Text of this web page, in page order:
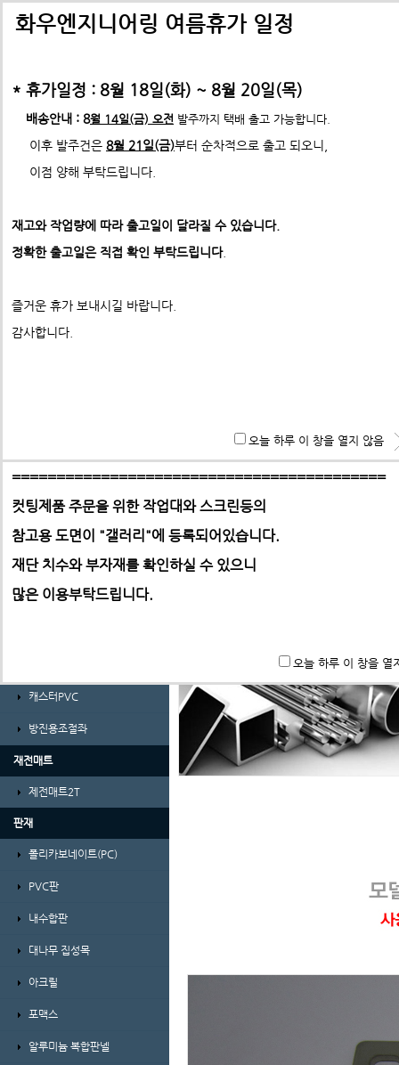
배송비관련 공지사항
*택배사 요청에 따라 선불,착불 동시에 진행이 불가하게 되었습
-수정전 : 주문시 배송비(6,000원) 선불 결제
제품의 수량,무게,길이에 따라 추가요금은 착불진
- 수정후 : 주문시 배송비(0원)
* 주문결제 단계에서 다시한번 문구 확인하시고
-> 택배요금은 택배사에서 픽업 후 결정합니다.
택배배송관련 공지사항(*필독)
*프로파일 절단길이 2700mm이상 택배발송 불가
* 프로파일 절단길이 2700mm 이상은각 지역 도착영업소에
따라배송이 불가할수도 있습니다. 주문시 참고 부탁드립니다.
ex) 자가수령 및 화물택배,화물차(운임고객부담) 배송가능
==========================================
컷팅제품 주문을 위한 작업대와 스크린등의
참고용 도면이 "갤러리"에 등록되어있습니다.
재단 치수와 부자재를 확인하실 수 있으니
많은 이용부탁드립니다.
오늘 하루 이 창을 열
화우엔지니어링 여름휴가 일정
* 휴가일정 : 8월 18일(화) ~ 8월 20일(목)
배송안내 : 8월 14일(금) 오전 발주까지 택배 출고 가능합니다.
이후 발주건은 8월 21일(금)부터 순차적으로 출고 되오니,
이점 양해 부탁드립니다.
재고와 작업량에 따라 출고일이 달라질 수 있습니다.
정확한 출고일은 직접 확인 부탁드립니다.
즐거운 휴가 보내시길 바랍니다.
감사합니다.
오늘 하루 이 창을 열지 않음
표준형 프로파일 및 부품
ABN프로파일 20시리즈
ABN프로파일 30시리즈
ABN프로파일 30시리즈부품
ABL프로파일 30시리즈부품
ABL프로파일 40시리즈
ABL프로파일 40시리즈부품
ㄱ자앵글 및 덕트
가공비(프로파일 및 판재)
캐스터PVC
방진용조절좌
재전매트
제전매트2T
판재
폴리카보네이트(PC)
PVC판
내수합판
대나무 집성목
아크릴
포맥스
알루미늄 복합판넬
렌치볼트 M8*15 , 샘스볼트 M8*15 와